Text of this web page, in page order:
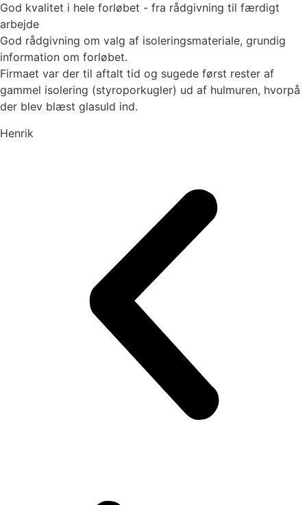
God kvalitet i hele forløbet - fra rådgivning til færdigt
arbejde
God rådgivning om valg af isoleringsmateriale, grundig
information om forløbet.
Firmaet var der til aftalt tid og sugede først rester af
gammel isolering (styroporkugler) ud af hulmuren, hvorpå
der blev blæst glasuld ind.
Henrik